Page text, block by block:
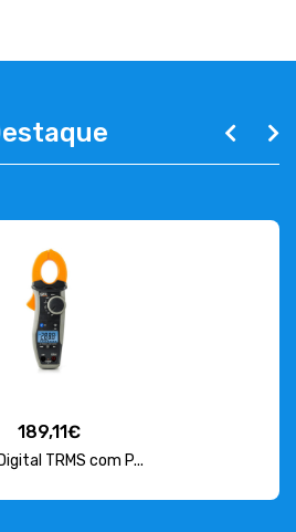
189,11€
TRMS com P...